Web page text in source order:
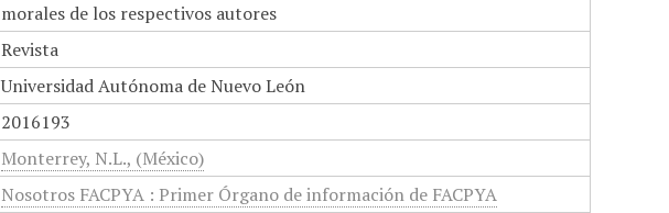
morales de los respectivos autores
Revista
Universidad Autónoma de Nuevo León
2016193
Monterrey, N.L., (México)
Nosotros FACPYA : Primer Órgano de información de FACPYA